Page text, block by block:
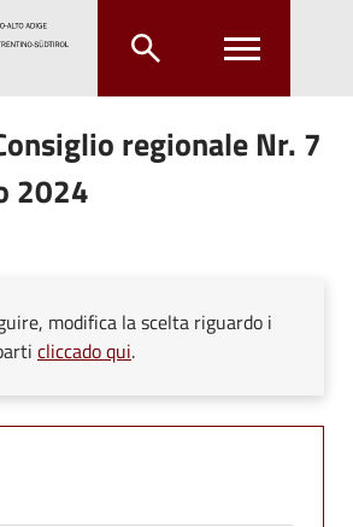
regionale Nr. 7
2024
modifica la scelta riguardo i
cliccado qui.